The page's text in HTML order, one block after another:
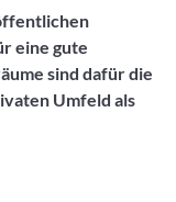
eine gute
sind dafür die
Umfeld als